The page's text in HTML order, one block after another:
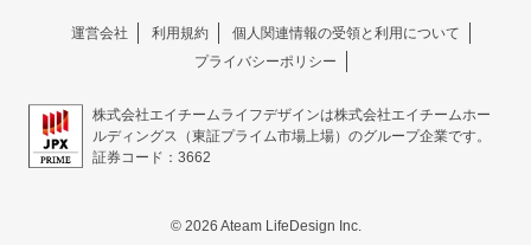
運営会社 利用規約
個人関連情報の受領と利用について
プライバシーポリシー
株式会社エイチームライフデザインは株式会社エイチームホー
ルディングス（東証プライム市場上場）のグループ企業です。
証券コード：3662
© 2026 Ateam LifeDesign Inc.